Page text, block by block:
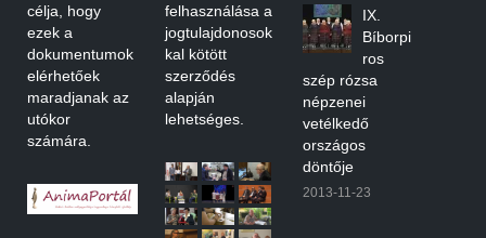
célja, hogy
ezek a
dokumentumok
elérhetőek
maradjanak az
utókor
számára.
felhasználása a
jogtulajdonosok
kal kötött
szerződés
alapján
lehetséges.
IX.
Bíborpi
ros
szép rózsa
népzenei
vetélkedő
országos
döntője
2013-11-23